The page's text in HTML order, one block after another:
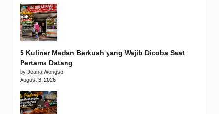
5 Kuliner Medan Berkuah yang Wajib Dicoba Saat
Pertama Datang
by Joana Wongso
August 3, 2026